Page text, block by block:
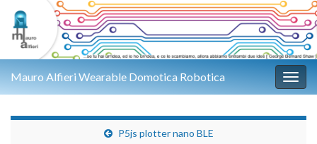
Mauro Alfieri Wearable Domotica Robotica
P5js plotter nano BLE